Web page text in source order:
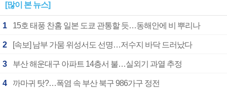
[많이 본 뉴스]
1 15호 태풍 찬홈 일본 도쿄 관통할 듯…동해안에 비 뿌리나
2 [속보] 남부 가뭄 위성서도 선명…저수지 바닥 드러났다
3 부산 해운대구 아파트 14층서 불…실외기 과열 추정
4 까마귀 탓?…폭염 속 부산 북구 986가구 정전